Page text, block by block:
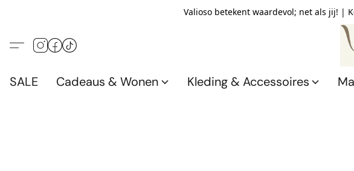
Valioso betekent waardevol; net als jij! |
SALE Cadeaus & Wonen Kleding & Accessoires